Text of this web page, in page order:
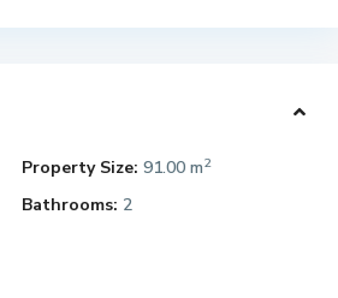
Property Size: 91.00 m2
Bathrooms: 2